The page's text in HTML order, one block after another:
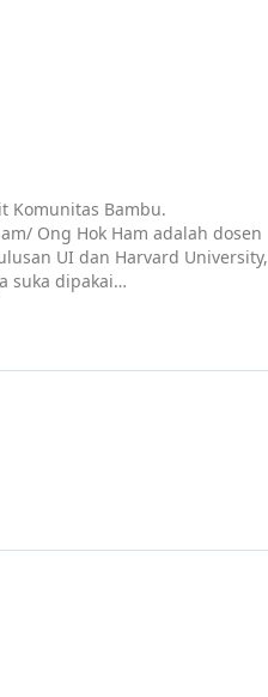
Komunitas Bambu.
Ong Hok Ham adalah dosen
UI dan Harvard University,
suka dipakai…